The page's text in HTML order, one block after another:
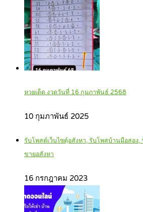
หวยเด็ด งวดวันที่ 16 กุมภาพันธ์ 2568
10 กุมภาพันธ์ 2025
รับโพสต์เว็บไซตฺ์อสังหา, รับโพสบ้านมือสอง,
ขายอสังหา
16 กรกฎาคม 2023